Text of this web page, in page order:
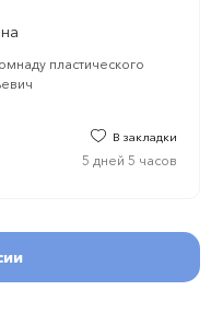
пластического
В закладки
5 дней 5 часов